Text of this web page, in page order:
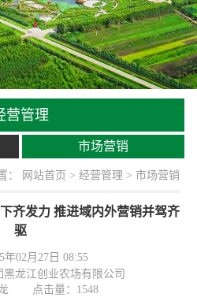
营管理
市场营销
： 网站首页 > 经营管理 > 市场营销
齐发力 推进域内外营销并驾齐
驱
年02月27日 08:55
龙江创业农场有限公司
点击量： 1548